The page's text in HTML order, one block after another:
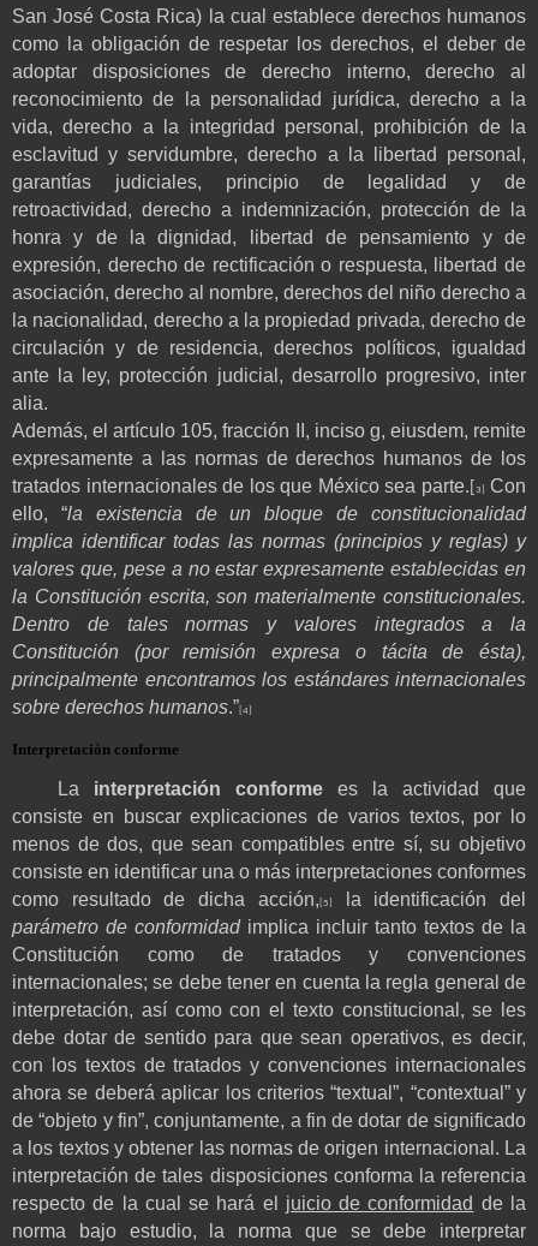
San José Costa Rica) la cual establece derechos humanos
como la obligación de respetar los derechos, el deber de
adoptar disposiciones de derecho interno, derecho al
reconocimiento de la personalidad jurídica, derecho a la
vida, derecho a la integridad personal, prohibición de la
esclavitud y servidumbre, derecho a la libertad personal,
garantías judiciales, principio de legalidad y de
retroactividad, derecho a indemnización, protección de la
honra y de la dignidad, libertad de pensamiento y de
expresión, derecho de rectificación o respuesta, libertad de
asociación, derecho al nombre, derechos del niño derecho a
la nacionalidad, derecho a la propiedad privada, derecho de
circulación y de residencia, derechos políticos, igualdad
ante la ley, protección judicial, desarrollo progresivo, inter
alia.
Además, el artículo 105, fracción II, inciso g, eiusdem, remite
expresamente a las normas de derechos humanos de los
tratados internacionales de los que México sea parte.
3]
Con
ello, “la existencia de un bloque de constitucionalidad
implica identificar todas las normas (principios y reglas) y
valores que, pese a no estar expresamente establecidas en
la Constitución escrita, son materialmente constitucionales.
Dentro de tales normas y valores integrados a la
Constitución (por remisión expresa o tácita de ésta),
principalmente encontramos los estándares internacionales
sobre derechos humanos.” [4]
Interpretación conforme
La interpretación conformees la actividad que
consiste en buscar explicaciones de varios textos, por lo
menos de dos, que sean compatibles entre sí, su objetivo
consiste en identificar una o más interpretaciones conformes
como resultado de dicha acción, [5]
la identificación del
parámetro de conformidadimplica incluir tanto textos de la
Constitución como de tratados y convenciones
internacionales; se debe tener en cuenta la regla general de
interpretación, así como con el texto constitucional, se les
debe dotar de sentido para que sean operativos, es decir,
con los textos de tratados y convenciones internacionales
ahora se deberá aplicar los criterios “textual”, “contextual” y
de “objeto y fin”, conjuntamente, a fin de dotar de significado
a los textos y obtener las normas de origen internacional. La
interpretación de tales disposiciones conforma la referencia
respecto de la cual se hará el juicio de conformidad de la
norma bajo estudio, la norma que se debe interpretar